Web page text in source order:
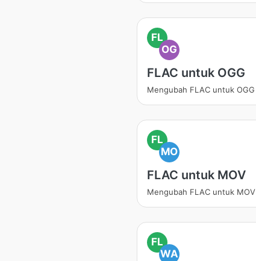
FL
OG
FLAC untuk OGG
Mengubah FLAC untuk OGG
FL
MO
FLAC untuk MOV
Mengubah FLAC untuk MOV
FL
WA